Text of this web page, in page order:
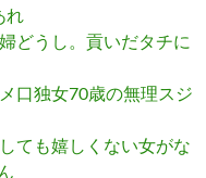
れ
どうし。貢いだタチに
口独女70歳の無理スジ
ても嬉しくない女がな